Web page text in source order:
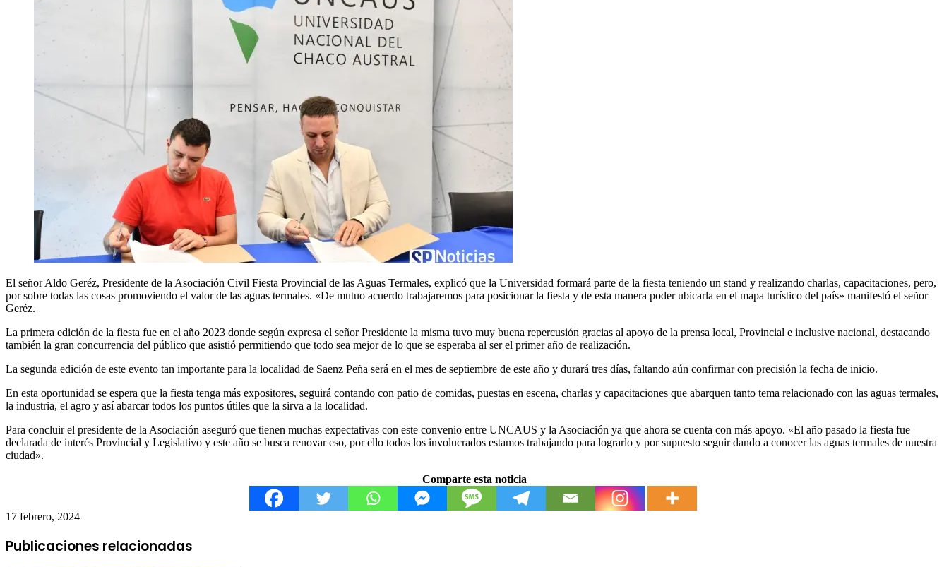
El señor Aldo Geréz, Presidente de la Asociación Civil Fiesta Provincial de las Aguas Termales, explicó que la Universidad formará parte de la fiesta teniendo un stand y realizando charlas, capacitaciones, pero,
por sobre todas las cosas promoviendo el valor de las aguas termales. «De mutuo acuerdo trabajaremos para posicionar la fiesta y de esta manera poder ubicarla en el mapa turístico del país» manifestó el señor
Geréz.
La primera edición de la fiesta fue en el año 2023 donde según expresa el señor Presidente la misma tuvo muy buena repercusión gracias al apoyo de la prensa local, Provincial e inclusive nacional, destacando
también la gran concurrencia del público que asistió permitiendo que todo sea mejor de lo que se esperaba al ser el primer año de realización.
La segunda edición de este evento tan importante para la localidad de Saenz Peña será en el mes de septiembre de este año y durará tres días, faltando aún confirmar con precisión la fecha de inicio.
En esta oportunidad se espera que la fiesta tenga más expositores, seguirá contando con patio de comidas, puestas en escena, charlas y capacitaciones que abarquen tanto tema relacionado con las aguas termales,
la industria, el agro y así abarcar todos los puntos útiles que la sirva a la localidad.
Para concluir el presidente de la Asociación aseguró que tienen muchas expectativas con este convenio entre UNCAUS y la Asociación ya que ahora se cuenta con más apoyo. «El año pasado la fiesta fue
declarada de interés Provincial y Legislativo y este año se busca renovar eso, por ello todos los involucrados estamos trabajando para lograrlo y por supuesto seguir dando a conocer las aguas termales de nuestra
ciudad».
Comparte esta noticia
17 febrero, 2024
Publicaciones relacionadas